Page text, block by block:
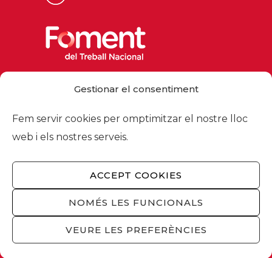
Gestionar el consentiment
Fem servir cookies per omptimitzar el nostre lloc
web i els nostres serveis.
ACCEPT COOKIES
NOMÉS LES FUNCIONALS
VEURE LES PREFERÈNCIES
foment@foment.com
© 2026 - Foment del Treball Nacional
Nosaltres
privacitat/ Política cookies/Privacitat
xarxes socials